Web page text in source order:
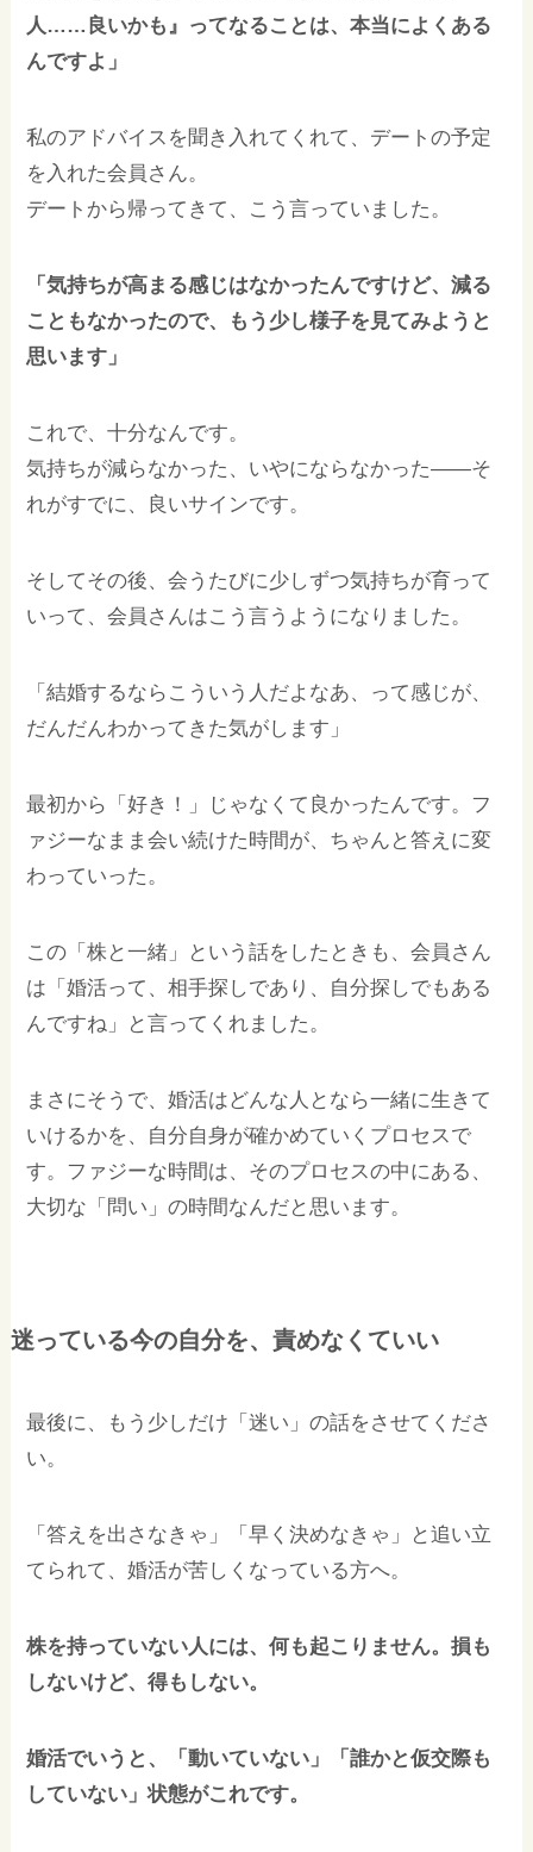
人……良いかも』ってなることは、本当によくある
んですよ」
私のアドバイスを聞き入れてくれて、デートの予定
を入れた会員さん。
デートから帰ってきて、こう言っていました。
「気持ちが高まる感じはなかったんですけど、減る
こともなかったので、もう少し様子を見てみようと
思います」
これで、十分なんです。
気持ちが減らなかった、いやにならなかった——そ
れがすでに、良いサインです。
そしてその後、会うたびに少しずつ気持ちが育って
いって、会員さんはこう言うようになりました。
「結婚するならこういう人だよなあ、って感じが、
だんだんわかってきた気がします」
最初から「好き！」じゃなくて良かったんです。フ
ァジーなまま会い続けた時間が、ちゃんと答えに変
わっていった。
この「株と一緒」という話をしたときも、会員さん
は「婚活って、相手探しであり、自分探しでもある
んですね」と言ってくれました。
まさにそうで、婚活はどんな人となら一緒に生きて
いけるかを、自分自身が確かめていくプロセスで
す。ファジーな時間は、そのプロセスの中にある、
大切な「問い」の時間なんだと思います。
迷っている今の自分を、責めなくていい
最後に、もう少しだけ「迷い」の話をさせてくださ
い。
「答えを出さなきゃ」「早く決めなきゃ」と追い立
てられて、婚活が苦しくなっている方へ。
株を持っていない人には、何も起こりません。損も
しないけど、得もしない。
婚活でいうと、「動いていない」「誰かと仮交際も
していない」状態がこれです。